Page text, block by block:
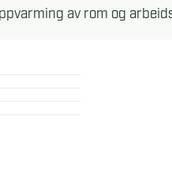
av rom og